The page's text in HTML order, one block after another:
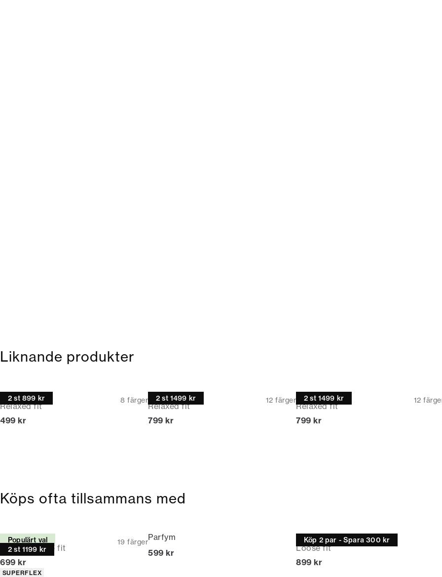
Liknande produkter
2 st 899 kr
Pikétröja
Relaxed fit
8 färger
Nuvarande pris
499 kr
2 st 1499 kr
Pikétröja
Relaxed fit
12 färger
Nuvarande pris
799 kr
2 st 1499 kr
Pikétröja
Relaxed fit
12
Nuvarande pris
799 kr
Köps ofta tillsammans med
Populärt val
2 st 1199 kr
Chinos
Relaxed loose fit
19 färger
Nuvarande pris
699 kr
Produktattribut
SUPERFLEX
Parfym
Nuvarande pris
599 kr
Köp 2 par - Spara 300 kr
Jeans
Loose fit
Nuvarande pris
899 kr